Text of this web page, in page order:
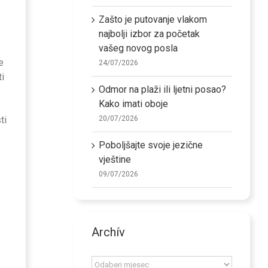
Zašto je putovanje vlakom
najbolji izbor za početak
vašeg novog posla
24/07/2026
Odmor na plaži ili ljetni posao?
Kako imati oboje
20/07/2026
Poboljšajte svoje jezične
vještine
09/07/2026
Archív
Archív